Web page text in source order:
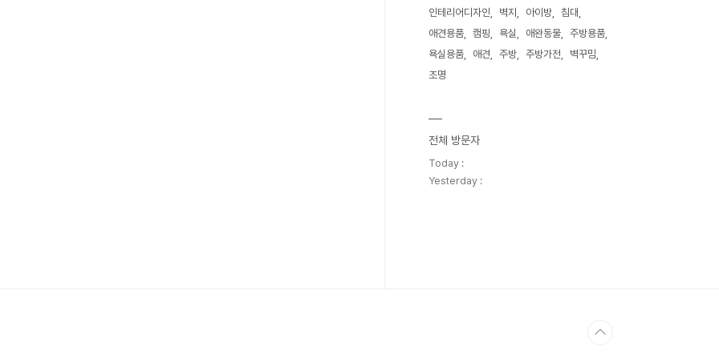
인테리어디자인
벽지 아이방
침대
애견용품
캠핑 욕실 애완동물
주방용품
욕실용품
애견 주방 주방가전
벽꾸밈
조명
전체 방문자
Today :
Yesterday :